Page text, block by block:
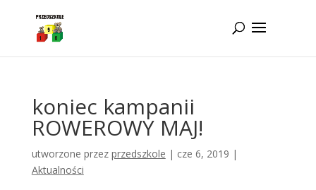
koniec kampanii
ROWEROWY MAJ!
utworzone przez przedszkole | cze 6, 2019 |
Aktualności